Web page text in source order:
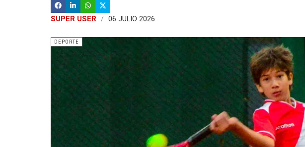
SUPER USER 06 JULIO 2026
DEPORTE